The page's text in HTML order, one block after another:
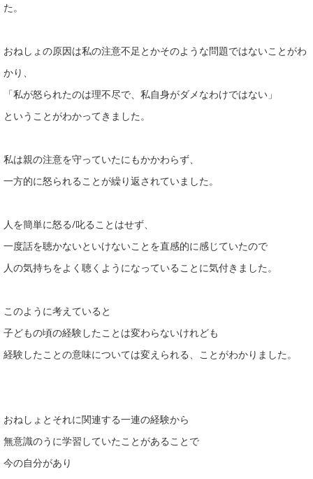
た。
おねしょの原因は私の注意不足とかそのような問題ではないことがわ
かり、
「私が怒られたのは理不尽で、私自身がダメなわけではない」
ということがわかってきました。
私は親の注意を守っていたにもかかわらず、
一方的に怒られることが繰り返されていました。
人を簡単に怒る/叱ることはせず、
一度話を聴かないといけないことを直感的に感じていたので
人の気持ちをよく聴くようになっていることに気付きました。
このように考えていると
子どもの頃の経験したことは変わらないけれども
経験したことの意味については変えられる、ことがわかりました。
おねしょとそれに関連する一連の経験から
無意識のうに学習していたことがあることで
今の自分があり